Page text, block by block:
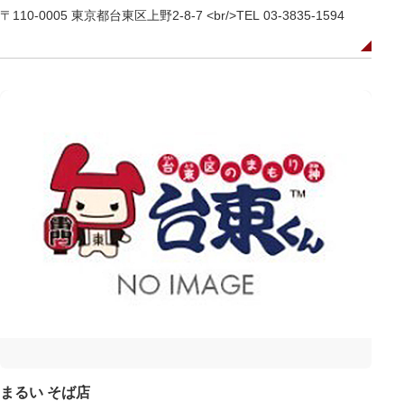
〒110-0005 東京都台東区上野2-8-7 <br/>TEL 03-3835-1594
まるい そば店